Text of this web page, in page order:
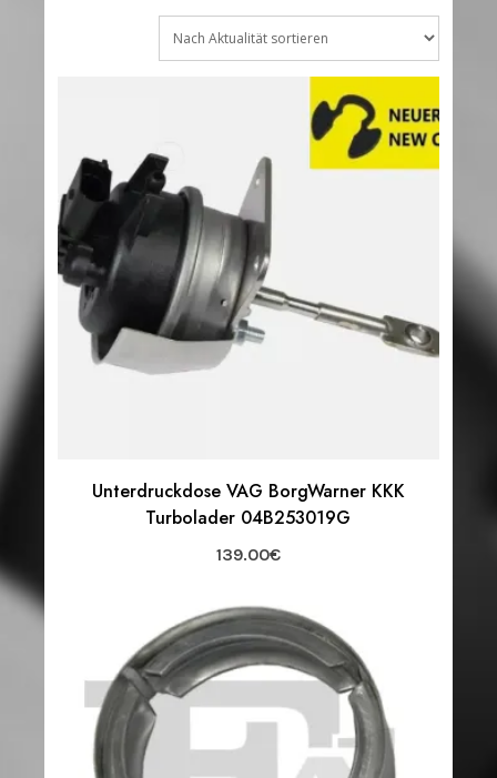
Aktualität
sortiert
Unterdruckdose VAG BorgWarner KKK
Turbolader 04B253019G
139.00€